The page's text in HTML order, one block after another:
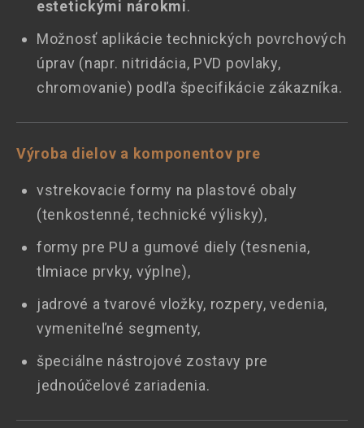
estetickými nárokmi.
Možnosť aplikácie technických povrchových
úprav (napr. nitridácia, PVD povlaky,
chromovanie) podľa špecifikácie zákazníka.
Výroba dielov a komponentov pre
vstrekovacie formy na plastové obaly
(tenkostenné, technické výlisky),
formy pre PU a gumové diely (tesnenia,
tlmiace prvky, výplne),
jadrové a tvarové vložky, rozpery, vedenia,
vymeniteľné segmenty,
špeciálne nástrojové zostavy pre
jednoúčelové zariadenia.